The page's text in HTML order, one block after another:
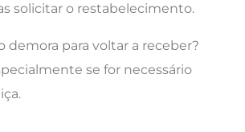
solicitar o restabelecimento.
demora para voltar a receber?
se for necessário